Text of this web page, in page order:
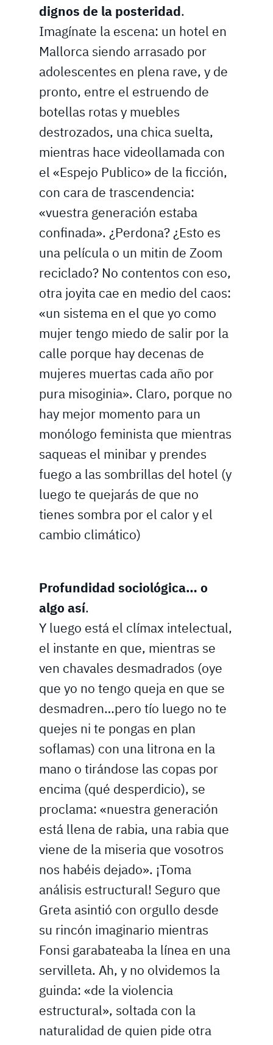
dignos de la posteridad.
Imagínate la escena: un hotel en
Mallorca siendo arrasado por
adolescentes en plena rave, y de
pronto, entre el estruendo de
botellas rotas y muebles
destrozados, una chica suelta,
mientras hace videollamada con
el «Espejo Publico» de la ficción,
con cara de trascendencia:
«vuestra generación estaba
confinada». ¿Perdona? ¿Esto es
una película o un mitin de Zoom
reciclado? No contentos con eso,
otra joyita cae en medio del caos:
«un sistema en el que yo como
mujer tengo miedo de salir por la
calle porque hay decenas de
mujeres muertas cada año por
pura misoginia». Claro, porque no
hay mejor momento para un
monólogo feminista que mientras
saqueas el minibar y prendes
fuego a las sombrillas del hotel (y
luego te quejarás de que no
tienes sombra por el calor y el
cambio climático)
Profundidad sociológica… o
algo así.
Y luego está el clímax intelectual,
el instante en que, mientras se
ven chavales desmadrados (oye
que yo no tengo queja en que se
desmadren…pero tío luego no te
quejes ni te pongas en plan
soflamas) con una litrona en la
mano o tirándose las copas por
encima (qué desperdicio), se
proclama: «nuestra generación
está llena de rabia, una rabia que
viene de la miseria que vosotros
nos habéis dejado». ¡Toma
análisis estructural! Seguro que
Greta asintió con orgullo desde
su rincón imaginario mientras
Fonsi garabateaba la línea en una
servilleta. Ah, y no olvidemos la
guinda: «de la violencia
estructural», soltada con la
naturalidad de quien pide otra